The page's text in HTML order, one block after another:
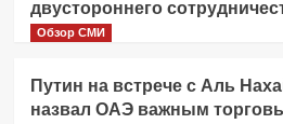
двустороннего
Обзор СМИ
Путин на встрече с Аль
назвал ОАЭ важным